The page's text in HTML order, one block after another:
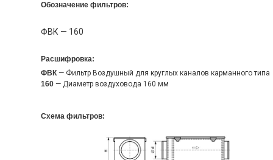
Обозначение фильтров:
ФВК — 160
Расшифровка:
ФВК — Фильтр Воздушный для круглых каналов карманного типа
160 — Диаметр воздуховода 160 мм
Схема фильтров: